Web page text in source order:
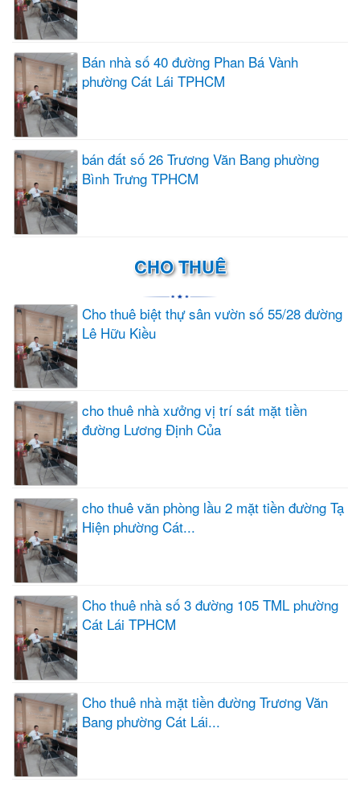
Bán nhà số 40 đường Phan Bá Vành
phường Cát Lái TPHCM
bán đất số 26 Trương Văn Bang phường
Bình Trưng TPHCM
CHO THUÊ
Cho thuê biệt thự sân vườn số 55/28 đường
Lê Hữu Kiều
cho thuê nhà xưởng vị trí sát mặt tiền
đường Lương Định Của
cho thuê văn phòng lầu 2 mặt tiền đường Tạ
Hiện phường Cát...
Cho thuê nhà số 3 đường 105 TML phường
Cát Lái TPHCM
Cho thuê nhà mặt tiền đường Trương Văn
Bang phường Cát Lái...